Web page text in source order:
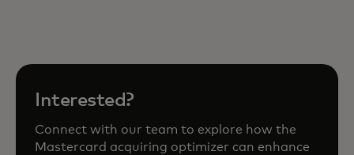
Interested?
Connect with our team to explore how the
Mastercard acquiring optimizer can enhance